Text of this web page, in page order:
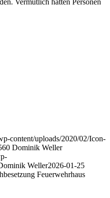
Vermutlich hatten Personen
content/uploads/2020/02/Icon-
Dominik Weller
Weller2026-01-25
Feuerwehrhaus